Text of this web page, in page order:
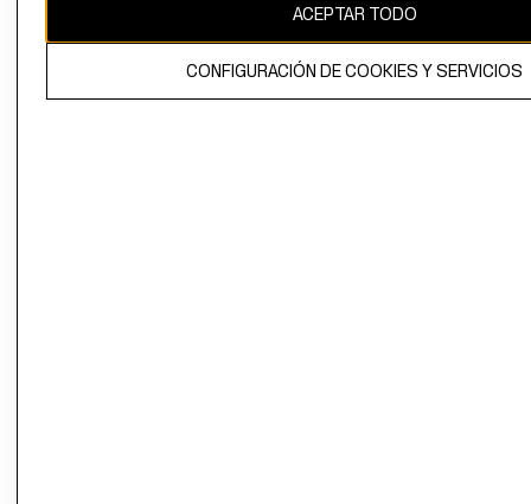
El contenido de esta página web está protegido por copyright y es
propiedad de H&M Hennes & Mauritz AB.
ACEPTAR TODO
CONFIGURACIÓN DE COOKIES Y SERVICIOS